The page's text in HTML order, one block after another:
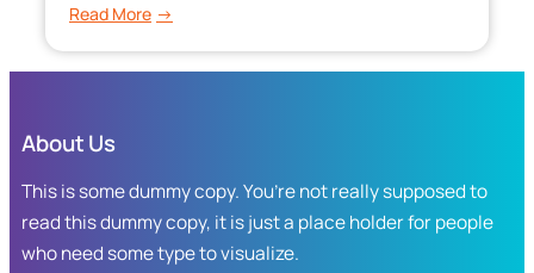
“Ponte
al
economía
familiar
en
Read More:
Yeraldine
canje
de
uniformes,
About Us
This is some dummy copy. You’re not really supposed to
read this dummy copy, it is just a place holder for people
who need some type to visualize.